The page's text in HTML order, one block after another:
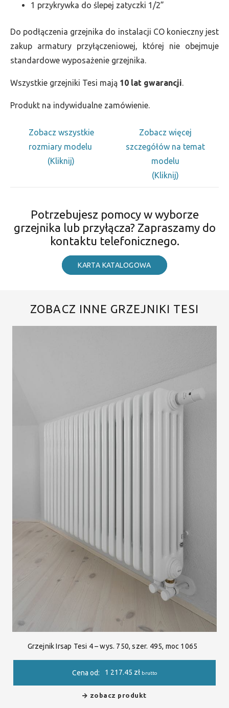
1 przykrywka do ślepej zatyczki 1/2”
Do podłączenia grzejnika do instalacji CO konieczny jest
zakup armatury przyłączeniowej, której nie obejmuje
standardowe wyposażenie grzejnika.
Wszystkie grzejniki Tesi mają 10 lat gwarancji.
Produkt na indywidualne zamówienie.
Zobacz wszystkie
rozmiary modelu
(Kliknij)
Zobacz więcej
szczegółów na temat
modelu
(Kliknij)
Potrzebujesz pomocy w wyborze
grzejnika lub przyłącza? Zapraszamy do
kontaktu telefonicznego.
KARTA KATALOGOWA
ZOBACZ INNE GRZEJNIKI TESI
Grzejnik Irsap Tesi 4 – wys. 750, szer. 495, moc 1065
Cena od: 1 217.45 zł brutto
zobacz produkt